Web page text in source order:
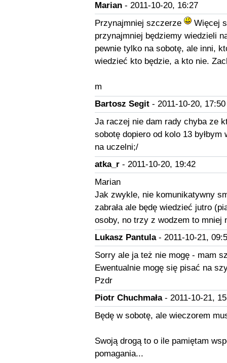
Marian- 2011-10-20, 16:27
Przynajmniej szczerze
Więcej
przynajmniej będziemy wiedzieli
pewnie tylko na sobotę, ale inni,
wiedzieć kto będzie, a kto nie.
m
Bartosz Segit- 2011-10-20, 17:50
Ja raczej nie dam rady chyba ze
sobotę dopiero od kolo 13
na uczelni;/
atka_r- 2011-10-20, 19:42
Marian
Jak zwykle, nie komunikatywny
zabrała ale będę wiedzieć jutro
osoby, no trzy z wodzem to mniej
Lukasz Pantula- 2011-10-21,
Sorry ale ja też nie mogę - mam
Ewentualnie mogę się pisać na
Pzdr
Piotr Chuchmała- 2011-10-21,
Będę w sobotę, ale wieczorem
Swoją drogą to o ile pamiętam
pomagania...